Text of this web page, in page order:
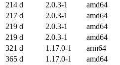
214 d
2.0.3-1 amd64
217 d
2.0.3-1 amd64
219 d
2.0.3-1 amd64
219 d
2.0.3-1 amd64
321 d
1.17.0-1 arm64
365 d
1.17.0-1 amd64